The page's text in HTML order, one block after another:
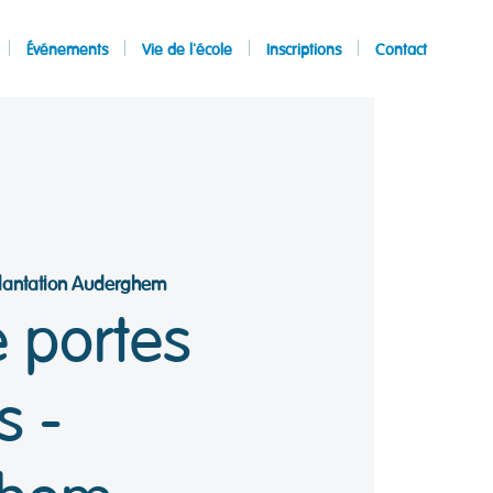
Événements Vie de l'école Inscriptions Contact
Auderghem
portes
-